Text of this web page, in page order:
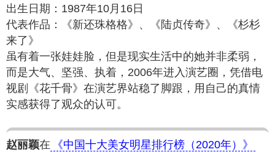
出生日期：1987年10月16日
代表作品：《新还珠格格》、《陆贞传奇》、《杉杉
来了》
虽有着一张娃娃脸，但是现实生活中的她并非柔弱，
而是大气、坚强、执着，2006年进入演艺圈，凭借电
视剧《花千骨》在演艺界站稳了脚跟，用自己的真情
实感获得了观众的认可。
赵丽颖在
《中国十大美女明星排行榜（2020年）》